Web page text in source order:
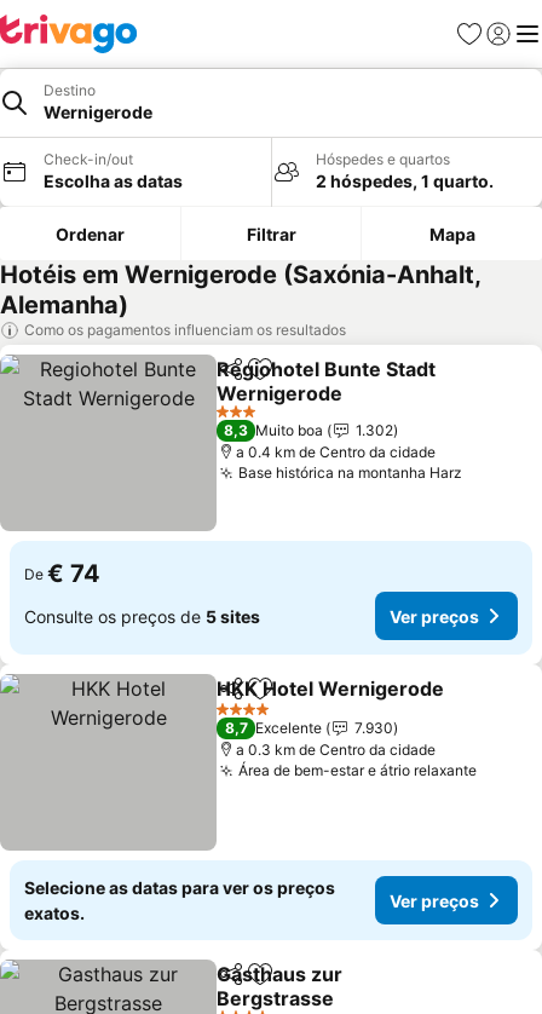
Favoritos
Iniciar
Destino
Wernigerode
Check-in/out
Escolha as datas
Hóspedes e quartos
2 hóspedes, 1 quarto.
Ordenar Filtrar Mapa
Hotéis em Wernigerode (Saxónia-Anhalt,
Alemanha)
Como os pagamentos influenciam os resultados
PartilharAdicionar aos favoritos
Regiohotel Bunte Stadt
Wernigerode
3 Estrelas
8,3 Muito boa
1.302
a 0.4 km de Centro da cidade
Base histórica na montanha Harz
De € 74
Consulte os preços de 5 sites Ver preços
PartilharAdicionar aos favoritos
HKK Hotel Wernigerode
4 Estrelas
8,7 Excelente
7.930
a 0.3 km de Centro da cidade
Área de bem-estar e átrio relaxante
Selecione as datas para ver os preços
exatos.
Ver preços
PartilharAdicionar aos favoritos
Gasthaus zur
Bergstrasse